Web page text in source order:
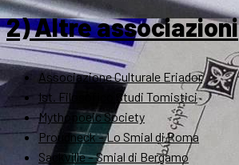
2) Altre associazioni
Associazione Culturale Eriador
Ist. Filosofico Studi Tomistici
Mythopoeic Society
Proudneck – Lo Smial di Roma
Sackville – Smial di Bergamo